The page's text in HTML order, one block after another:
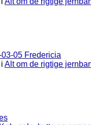
05 Fredericia
Alt om de rigtige